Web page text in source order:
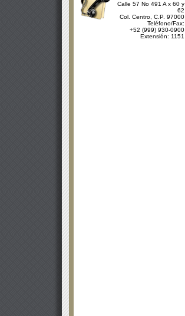
Calle 57 No 491 A x 60 y
62
Col. Centro, C.P. 97000
Teléfono/Fax:
+52 (999) 930-0900
Extensión: 1151